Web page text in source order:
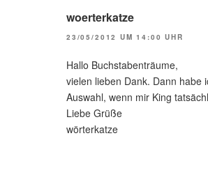
woerterkatze
23/05/2012 UM 14:00 UHR
Hallo Buchstabenträume,
vielen lieben Dank. Dann habe
Auswahl, wenn mir King
Liebe Grüße
wörterkatze